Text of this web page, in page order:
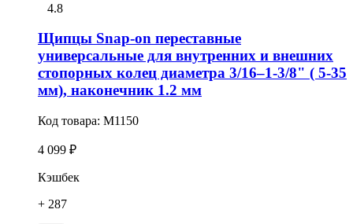
4.8
Щипцы Snap-on переставные
универсальные для внутренних и внешних
стопорных колец диаметра 3/16–1-3/8" ( 5-35
мм), наконечник 1.2 мм
Код товара: M1150
4 099 ₽
Кэшбек
+ 287